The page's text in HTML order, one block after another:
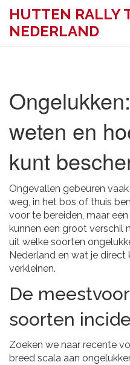
HUTTEN RALLY
NEDERLAND
weten en
kunt
Ongevallen gebeuren
weg, in het bos of thuis
voor te bereiden, maar
kunnen een groot verschil
uit welke soorten
Nederland en wat je direct
verkleinen.
De
soorten
Zoeken we naar recente
breed scala aan